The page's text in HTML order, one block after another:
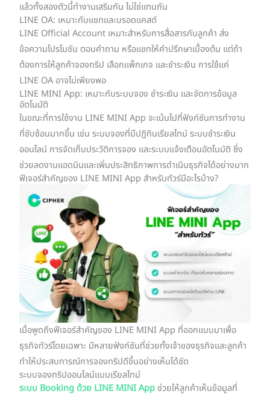
แล้วทั้งสองตัวนี้ทำงานเสริมกัน ไม่ใช่แทนกัน
LINE OA: เหมาะกับแชทและบรอดแคสต์
LINE Official Account เหมาะสำหรับการสื่อสารกับลูกค้า ส่ง
ข้อความโปรโมชัน ตอบคำถาม หรือแชทให้คำปรึกษาเบื้องต้น แต่ถ้า
ต้องการให้ลูกค้าจองทริป เลือกแพ็กเกจ และชำระเงิน การใช้แค่
LINE OA อาจไม่เพียงพอ
LINE MINI App: เหมาะกับระบบจอง ชำระเงิน และจัดการข้อมูล
อัตโนมัติ
ในขณะที่การใช้งาน LINE MINI App จะเน้นไปที่ฟังก์ชันการทำงาน
ที่ซับซ้อนมากขึ้น เช่น ระบบจองที่มีปฏิทินเรียลไทม์ ระบบชำระเงิน
ออนไลน์ การจัดเก็บประวัติการจอง และระบบแจ้งเตือนอัตโนมัติ ซึ่ง
ช่วยลดงานแอดมินและเพิ่มประสิทธิภาพการดำเนินธุรกิจได้อย่างมาก
ฟีเจอร์สำคัญของ LINE MINI App สำหรับทัวร์มีอะไรบ้าง?
เมื่อพูดถึงฟีเจอร์สำคัญของ LINE MINI App ที่ออกแบบมาเพื่อ
ธุรกิจทัวร์โดยเฉพาะ มีหลายฟังก์ชันที่ช่วยทั้งเจ้าของธุรกิจและลูกค้า
ทำให้ประสบการณ์การจองทริปดีขึ้นอย่างเห็นได้ชัด
ระบบจองทริปออนไลน์แบบเรียลไทม์
ระบบ Booking ด้วย LINE MINI App ช่วยให้ลูกค้าเห็นข้อมูลที่